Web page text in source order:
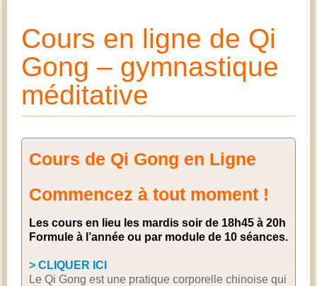
MÉTHODES
STAGES
CRÉATRICE
PRATICIENS
CONTACT
Cours en ligne de Qi
Gong – gymnastique
méditative
Cours de Qi Gong en Ligne
Commencez à tout moment !
Les cours en lieu les mardis soir de 18h45 à 20h
Formule à l’année ou par module de 10 séances.
> CLIQUER ICI
Le Qi Gong est une pratique corporelle chinoise qui